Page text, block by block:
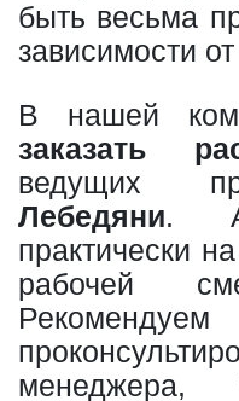
быть весьма
зависимости
В нашей
заказать
ведущих
Лебедяни.
практически
рабочей
менеджера,